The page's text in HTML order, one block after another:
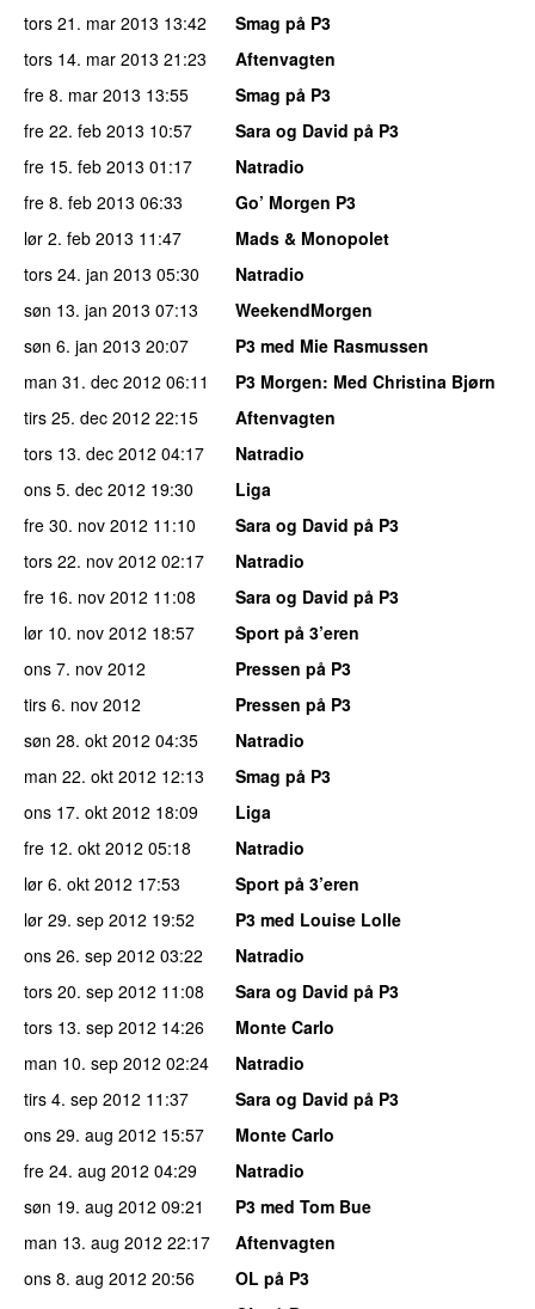
tors 21. mar 2013 13:42
Smag på P3
tors 14. mar 2013 21:23
Aftenvagten
fre 8. mar 2013 13:55
Smag på P3
fre 22. feb 2013 10:57
Sara og David på P3
fre 15. feb 2013 01:17
Natradio
fre 8. feb 2013 06:33
Go’ Morgen P3
lør 2. feb 2013 11:47
Mads & Monopolet
tors 24. jan 2013 05:30
Natradio
søn 13. jan 2013 07:13
WeekendMorgen
søn 6. jan 2013 20:07
P3 med Mie Rasmussen
man 31. dec 2012 06:11 P3 Morgen: Med Christina Bjørn
tirs 25. dec 2012 22:15
Aftenvagten
tors 13. dec 2012 04:17
Natradio
ons 5. dec 2012 19:30
Liga
fre 30. nov 2012 11:10
Sara og David på P3
tors 22. nov 2012 02:17
Natradio
fre 16. nov 2012 11:08
Sara og David på P3
lør 10. nov 2012 18:57
Sport på 3’eren
ons 7. nov 2012
Pressen på P3
tirs 6. nov 2012
Pressen på P3
søn 28. okt 2012 04:35
Natradio
man 22. okt 2012 12:13
Smag på P3
ons 17. okt 2012 18:09
Liga
fre 12. okt 2012 05:18
Natradio
lør 6. okt 2012 17:53
Sport på 3’eren
lør 29. sep 2012 19:52
P3 med Louise Lolle
ons 26. sep 2012 03:22
Natradio
tors 20. sep 2012 11:08
Sara og David på P3
tors 13. sep 2012 14:26
Monte Carlo
man 10. sep 2012 02:24
Natradio
tirs 4. sep 2012 11:37
Sara og David på P3
ons 29. aug 2012 15:57
Monte Carlo
fre 24. aug 2012 04:29
Natradio
søn 19. aug 2012 09:21
P3 med Tom Bue
man 13. aug 2012 22:17
Aftenvagten
ons 8. aug 2012 20:56
OL på P3